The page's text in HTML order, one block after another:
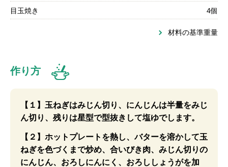
目玉焼き 4個
材料の基準重量
作り方
【１】玉ねぎはみじん切り、にんじんは半量をみじ
ん切り、残りは星型で型抜きして塩ゆでします。
【２】ホットプレートを熱し、バターを溶かして玉
ねぎを色づくまで炒め、合いびき肉、みじん切りの
にんじん、おろしにんにく、おろししょうがを加